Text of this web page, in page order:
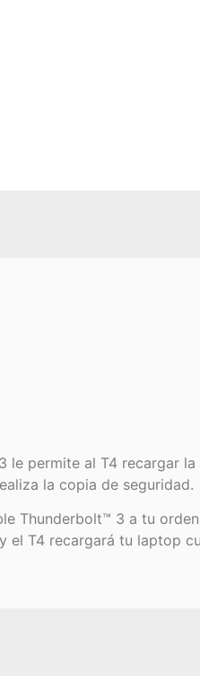
permite al T4 recargar
la copia de seguridad.
Thunderbolt™ 3 a tu
el T4 recargará tu laptop